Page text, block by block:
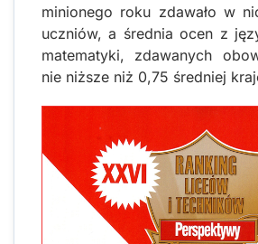
minionego roku zdawało w
uczniów, a średnia ocen z
matematyki, zdawanych
nie niższe niż 0,75 średniej